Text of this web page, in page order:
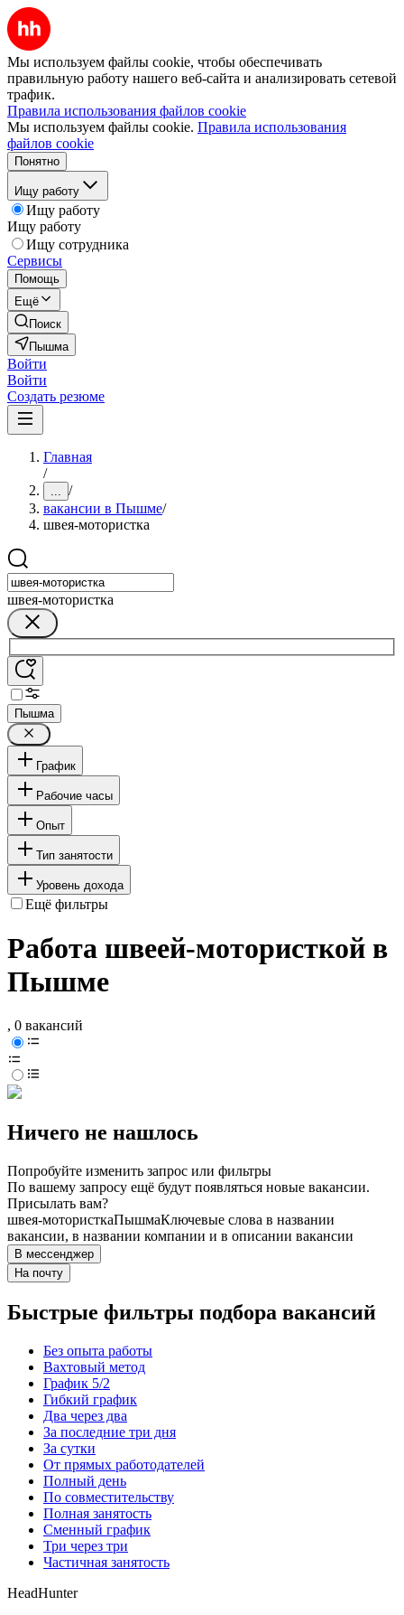
Мы используем файлы cookie, чтобы обеспечивать
правильную работу нашего веб-сайта и анализировать сетевой
трафик.
Правила использования файлов cookie
Мы используем файлы cookie. Правила использования
файлов cookie
Понятно
Ищу работу
Ищу работу
Ищу работу
Ищу сотрудника
Сервисы
Помощь
Ещё
Поиск
Пышма
Войти
Войти
Создать резюме
Главная
/
... /
вакансии в Пышме/
швея-мотористка
швея-мотористка
Пышма
График
Рабочие часы
Опыт
Тип занятости
Уровень дохода
Ещё фильтры
Работа швеей-мотористкой в
Пышме
, 0 вакансий
Ничего не нашлось
Попробуйте изменить запрос или фильтры
По вашему запросу ещё будут появляться новые вакансии.
Присылать вам?
швея-мотористкаПышмаКлючевые слова в названии
вакансии, в названии компании и в описании вакансии
В мессенджер
На почту
Быстрые фильтры подбора вакансий
Без опыта работы
Вахтовый метод
График 5/2
Гибкий график
Два через два
За последние три дня
За сутки
От прямых работодателей
Полный день
По совместительству
Полная занятость
Сменный график
Три через три
Частичная занятость
HeadHunter